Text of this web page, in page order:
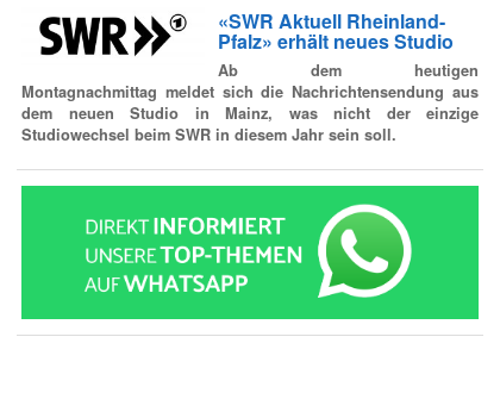
«SWR Aktuell Rheinland-
Pfalz» erhält neues Studio
Ab dem heutigen
Montagnachmittag meldet sich die Nachrichtensendung aus
dem neuen Studio in Mainz, was nicht der einzige
Studiowechsel beim SWR in diesem Jahr sein soll.